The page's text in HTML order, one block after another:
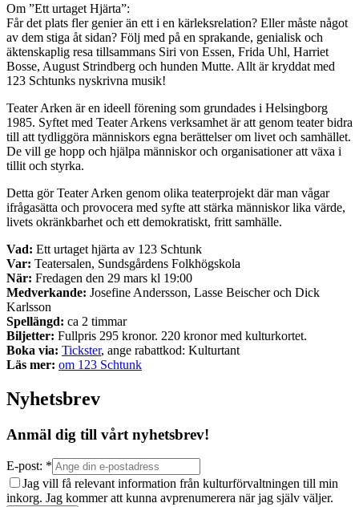
Om ”Ett urtaget Hjärta”:
Får det plats fler genier än ett i en kärleksrelation? Eller måste något
av dem stiga åt sidan? Följ med på en sprakande, genialisk och
äktenskaplig resa tillsammans Siri von Essen, Frida Uhl, Harriet
Bosse, August Strindberg och hunden Mutte. Allt är kryddat med
123 Schtunks nyskrivna musik!
Teater Arken är en ideell förening som grundades i Helsingborg
1985. Syftet med Teater Arkens verksamhet är att genom teater bidra
till att tydliggöra människors egna berättelser om livet och samhället.
De vill ge hopp och hjälpa människor och organisationer att växa i
tillit och styrka.
Detta gör Teater Arken genom olika teaterprojekt där man vågar
ifrågasätta och provocera med syfte att stärka människor lika värde,
livets okränkbarhet och ett demokratiskt, fritt samhälle.
Vad: Ett urtaget hjärta av 123 Schtunk
Var: Teatersalen, Sundsgårdens Folkhögskola
När: Fredagen den 29 mars kl 19:00
Medverkande: Josefine Andersson, Lasse Beischer och Dick
Karlsson
Spellängd: ca 2 timmar
Biljetter: Fullpris 295 kronor. 220 kronor med kulturkortet.
Boka via: Tickster, ange rabattkod: Kulturtant
Läs mer: om 123 Schtunk
Nyhetsbrev
Anmäl dig till vårt nyhetsbrev!
E-post: *
Jag vill få relevant information från kulturförvaltningen till min
inkorg. Jag kommer att kunna avprenumerera när jag själv väljer.